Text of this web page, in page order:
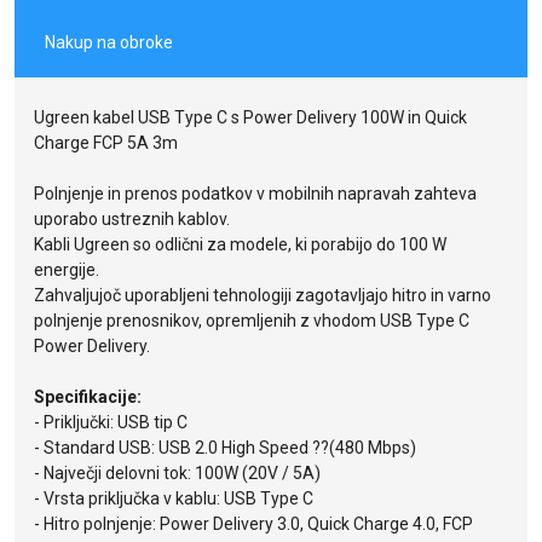
Nakup na obroke
Ugreen kabel USB Type C s Power Delivery 100W in Quick
Charge FCP 5A 3m
Polnjenje in prenos podatkov v mobilnih napravah zahteva
uporabo ustreznih kablov.
Kabli Ugreen so odlični za modele, ki porabijo do 100 W
energije.
Zahvaljujoč uporabljeni tehnologiji zagotavljajo hitro in varno
polnjenje prenosnikov, opremljenih z vhodom USB Type C
Power Delivery.
Specifikacije:
- Priključki: USB tip C
- Standard USB: USB 2.0 High Speed ??(480 Mbps)
- Največji delovni tok: 100W (20V / 5A)
- Vrsta priključka v kablu: USB Type C
- Hitro polnjenje: Power Delivery 3.0, Quick Charge 4.0, FCP